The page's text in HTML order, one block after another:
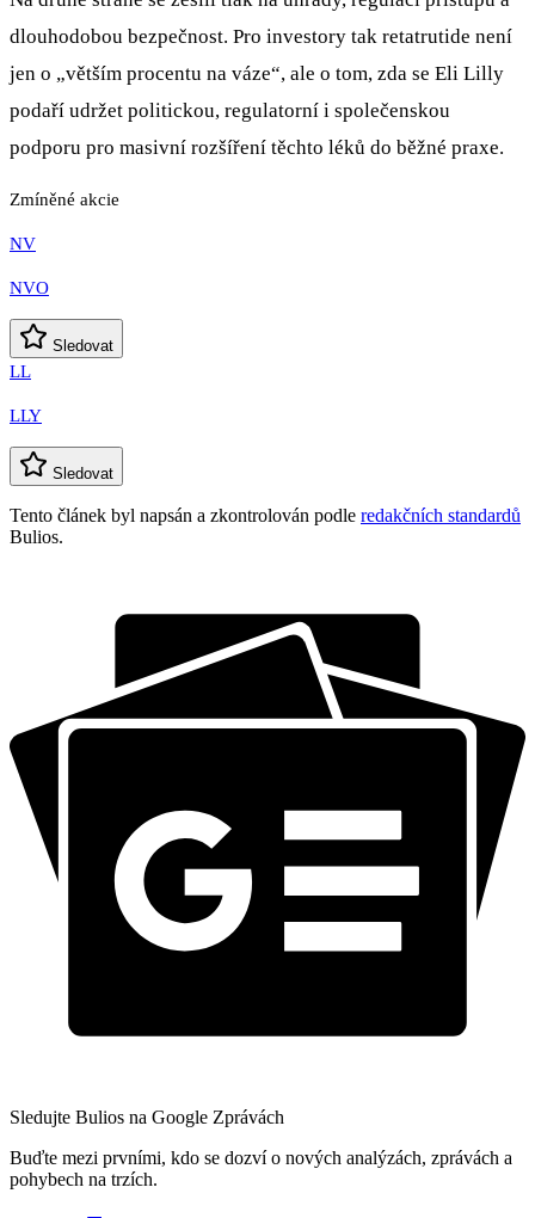
dlouhodobou bezpečnost. Pro investory tak retatrutide není
jen o „větším procentu na váze“, ale o tom, zda se Eli Lilly
podaří udržet politickou, regulatorní i společenskou
podporu pro masivní rozšíření těchto léků do běžné praxe.
Zmíněné akcie
NV
NVO
Sledovat
LL
LLY
Sledovat
Tento článek byl napsán a zkontrolován podle redakčních standardů
Bulios.
Sledujte Bulios na Google Zprávách
Buďte mezi prvními, kdo se dozví o nových analýzách, zprávách a
pohybech na trzích.